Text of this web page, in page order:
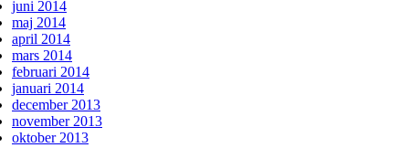
juni 2014
maj 2014
april 2014
mars 2014
februari 2014
januari 2014
december 2013
november 2013
oktober 2013